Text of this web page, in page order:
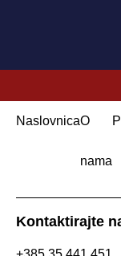
NaslovnicaO
nama
Kontaktirajte